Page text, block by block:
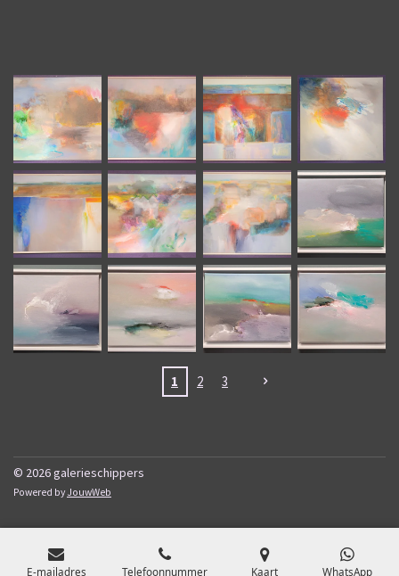
1 2 3
© 2026 galerieschippers
Powered by JouwWeb
E-mailadres Telefoonnummer Kaart WhatsApp